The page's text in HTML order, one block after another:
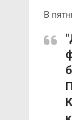
В